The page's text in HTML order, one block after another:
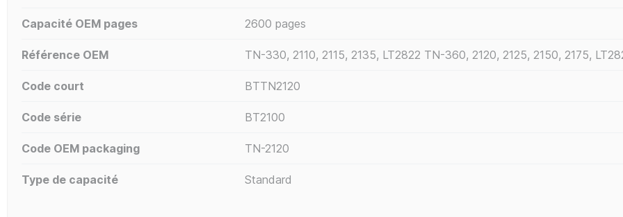
Capacité OEM pages 2600 pages
Référence OEM TN-330, 2110, 2115, 2135, LT2822 TN-360, 2120, 2125, 2150, 2175,
Code court BTTN2120
Code série BT2100
Code OEM packaging TN-2120
Type de capacité Standard